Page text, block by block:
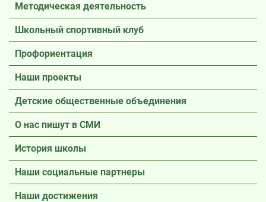
Методическая деятельность
Школьный спортивный клуб
Профориентация
Наши проекты
Детские общественные объединения
О нас пишут в СМИ
История школы
Наши социальные партнеры
Наши достижения